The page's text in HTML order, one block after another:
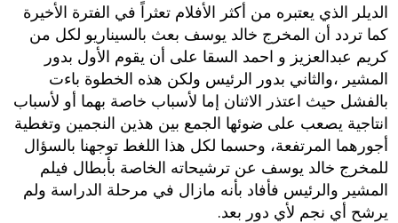
الديلر الذي يعتبره من أكثر الأفلام تعثراً في الفترة الأخيرة
كما تردد أن المخرج خالد يوسف بعث بالسيناريو لكل من
كريم عبدالعزيز و احمد السقا على أن يقوم الأول بدور
المشير ،والثاني بدور الرئيس ولكن هذه الخطوة باءت
بالفشل حيث اعتذر الاثنان إما لأسباب خاصة بهما أو لأسباب
انتاجية يصعب على ضوئها الجمع بين هذين النجمين وتغطية
أجورهما المرتفعة، وحسما لكل هذا اللغط توجهنا بالسؤال
للمخرج خالد يوسف عن ترشيحاته الخاصة بأبطال فيلم
المشير والرئيس فأفاد بأنه مازال في مرحلة الدراسة ولم
يرشح أي نجم لأي دور بعد.